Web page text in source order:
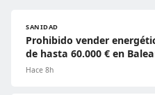
SANIDAD
Prohibido vender
de hasta 60.000 € en
Hace 8h